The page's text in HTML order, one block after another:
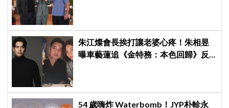
朱江燦會長挨打讓老婆心疼！朱相昱
曝車藝蓮追《金特務：本色回歸》反
54 歲嗨炸 Waterbomb！JYP朴軫永